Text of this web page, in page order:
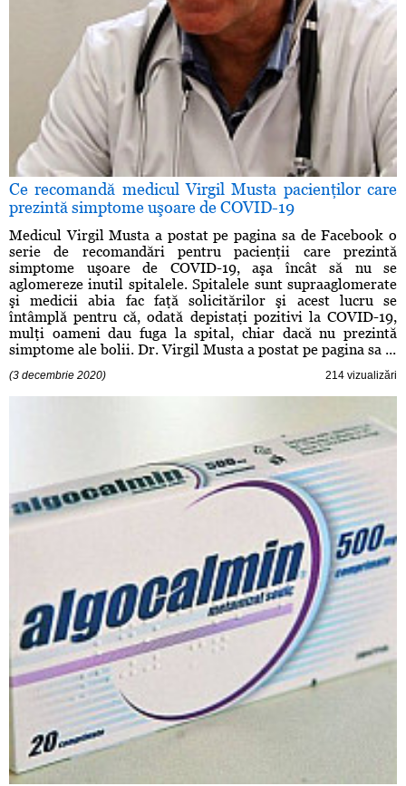
Ce recomandă medicul Virgil Musta pacienţilor care
prezintă simptome uşoare de COVID-19
Medicul Virgil Musta a postat pe pagina sa de Facebook o
serie de recomandări pentru pacienţii care prezintă
simptome uşoare de COVID-19, aşa încât să nu se
aglomereze inutil spitalele. Spitalele sunt supraaglomerate
şi medicii abia fac faţă solicitărilor şi acest lucru se
întâmplă pentru că, odată depistaţi pozitivi la COVID-19,
mulţi oameni dau fuga la spital, chiar dacă nu prezintă
simptome ale bolii. Dr. Virgil Musta a postat pe pagina sa ...
(3 decembrie 2020) 214 vizualizări